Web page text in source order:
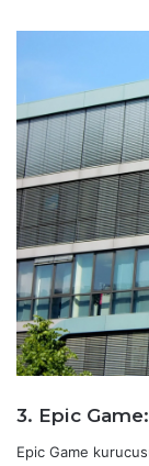
3. Epic Game:
Epic Game